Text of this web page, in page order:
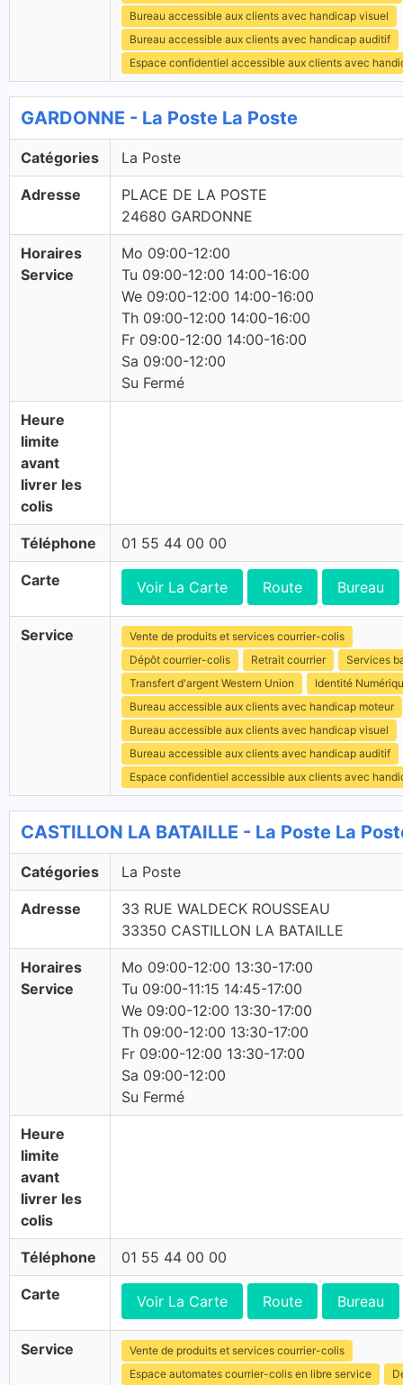
Bureau accessible aux clients avec handicap visuel
Bureau accessible aux clients avec handicap auditif
Espace confidentiel accessible aux clients avec
GARDONNE - La Poste La Poste
Catégories La Poste
Adresse
PLACE DE LA POSTE
24680 GARDONNE
Horaires
Service
Mo 09:00-12:00
Tu 09:00-12:00 14:00-16:00
We 09:00-12:00 14:00-16:00
Th 09:00-12:00 14:00-16:00
Fr 09:00-12:00 14:00-16:00
Sa 09:00-12:00
Su Fermé
Heure
limite
avant
livrer les
colis
Téléphone 01 55 44 00 00
Carte Voir La Carte Route Bureau
Service
Vente de produits et services courrier-colis
Dépôt courrier-colis
Retrait courrier
Services
Transfert d'argent Western Union
Identité
Bureau accessible aux clients avec handicap moteur
Bureau accessible aux clients avec handicap visuel
Bureau accessible aux clients avec handicap auditif
Espace confidentiel accessible aux clients avec
CASTILLON LA BATAILLE - La Poste La
Catégories La Poste
Adresse
33 RUE WALDECK ROUSSEAU
33350 CASTILLON LA BATAILLE
Horaires
Service
Mo 09:00-12:00 13:30-17:00
Tu 09:00-11:15 14:45-17:00
We 09:00-12:00 13:30-17:00
Th 09:00-12:00 13:30-17:00
Fr 09:00-12:00 13:30-17:00
Sa 09:00-12:00
Su Fermé
Heure
limite
avant
livrer les
colis
Téléphone 01 55 44 00 00
Carte Voir La Carte Route Bureau
Service
Vente de produits et services courrier-colis
Espace automates courrier-colis en libre service